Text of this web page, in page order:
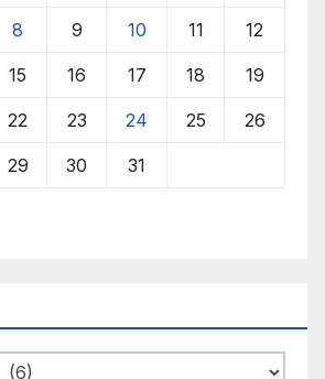
8 9 10 11 12
15 16 17 18 19
22 23 24 25 26
29 30 31